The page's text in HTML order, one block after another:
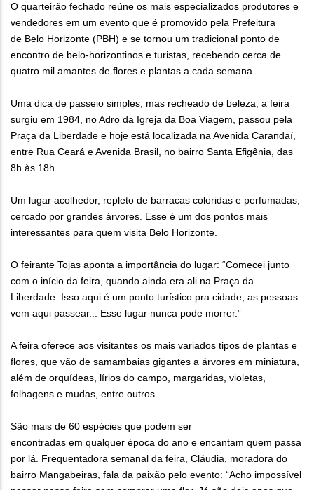
O quarteirão fechado reúne os mais especializados produtores e
vendedores em um evento que é promovido pela Prefeitura
de Belo Horizonte (PBH) e se tornou um tradicional ponto de
encontro de belo-horizontinos e turistas, recebendo cerca de
quatro mil amantes de flores e plantas a cada semana.
Uma dica de passeio simples, mas recheado de beleza, a feira
surgiu em 1984, no Adro da Igreja da Boa Viagem, passou pela
Praça da Liberdade e hoje está localizada na Avenida Carandaí,
entre Rua Ceará e Avenida Brasil, no bairro Santa Efigênia, das
8h às 18h.
Um lugar acolhedor, repleto de barracas coloridas e perfumadas,
cercado por grandes árvores. Esse é um dos pontos mais
interessantes para quem visita Belo Horizonte.
O feirante Tojas aponta a importância do lugar: “Comecei junto
com o início da feira, quando ainda era ali na Praça da
Liberdade. Isso aqui é um ponto turístico pra cidade, as pessoas
vem aqui passear... Esse lugar nunca pode morrer.”
A feira oferece aos visitantes os mais variados tipos de plantas e
flores, que vão de samambaias gigantes a árvores em miniatura,
além de orquídeas, lírios do campo, margaridas, violetas,
folhagens e mudas, entre outros.
São mais de 60 espécies que podem ser
encontradas em qualquer época do ano e encantam quem passa
por lá. Frequentadora semanal da feira, Cláudia, moradora do
bairro Mangabeiras, fala da paixão pelo evento: “Acho impossível